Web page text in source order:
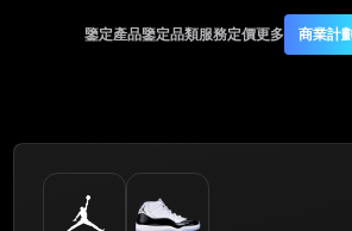
鑒定產品鑒定品類服務定價更多 商業計劃